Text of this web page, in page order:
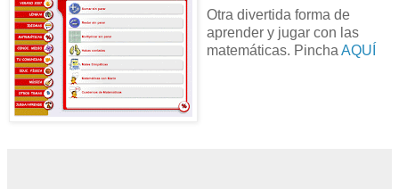
Otra divertida forma de
aprender y jugar con las
matemáticas. Pincha AQUÍ